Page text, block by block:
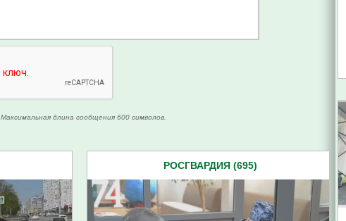
Максимальная длина сообщения 600 символов.
РОСГВАРДИЯ (695)